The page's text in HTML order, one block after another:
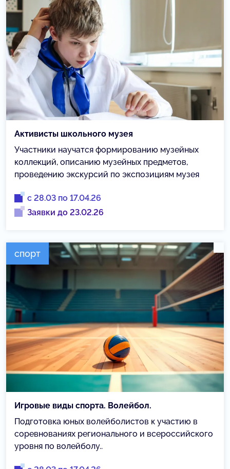
Активисты школьного музея
Участники научатся формированию музейных
коллекций, описанию музейных предметов,
проведению экскурсий по экспозициям музея
с 28.03 по 17.04.26
Заявки до 23.02.26
спорт
Игровые виды спорта. Волейбол.
Подготовка юных волейболистов к участию в
соревнованиях регионального и всероссийского
уровня по волейболу..